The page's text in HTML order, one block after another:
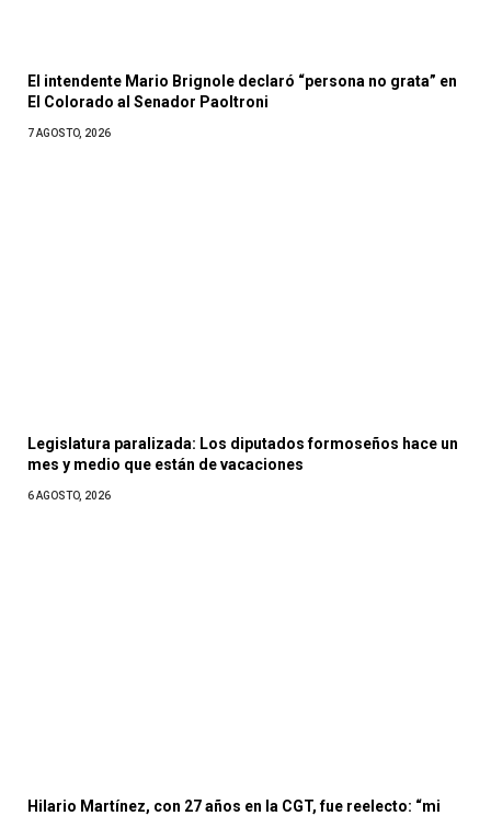
El intendente Mario Brignole declaró “persona no grata” en
El Colorado al Senador Paoltroni
7 AGOSTO, 2026
Legislatura paralizada: Los diputados formoseños hace un
mes y medio que están de vacaciones
6 AGOSTO, 2026
Hilario Martínez, con 27 años en la CGT, fue reelecto: “mi